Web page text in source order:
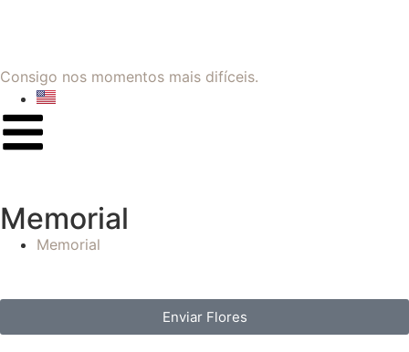
Consigo nos momentos mais difíceis.
Memorial
Memorial
Enviar Flores